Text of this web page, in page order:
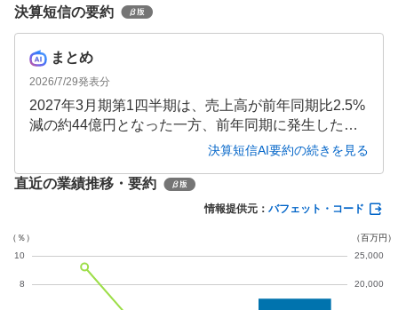
決算短信の要約
まとめ
2026/7/29発表分
2027年3月期第1四半期は、売上高が前年同期比2.5%
減の約44億円となった一方、前年同期に発生した大
規模な減損損失の消滅やコスト改善により、営業利
した。通期も増収増益を見込み、配当も復活予定で
決算短信AI要約の続きを見る
直近の業績推移・要約
情報提供元： バフェット・コード